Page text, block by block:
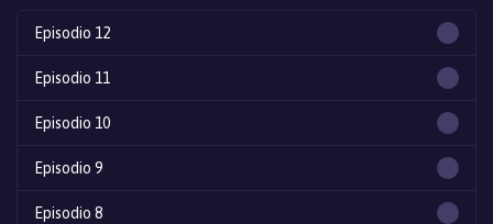
Episodio 12
Episodio 11
Episodio 10
Episodio 9
Episodio 8